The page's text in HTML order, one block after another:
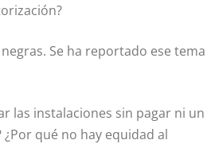
Se ha reportado ese tema
las instalaciones sin pagar ni un
qué no hay equidad al